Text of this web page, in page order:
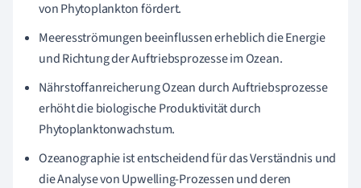
von Phytoplankton fördert.
Meeresströmungen beeinflussen erheblich die Energie
und Richtung der Auftriebsprozesse im Ozean.
Nährstoffanreicherung Ozean durch Auftriebsprozesse
erhöht die biologische Produktivität durch
Phytoplanktonwachstum.
Ozeanographie ist entscheidend für das Verständnis und
die Analyse von Upwelling-Prozessen und deren